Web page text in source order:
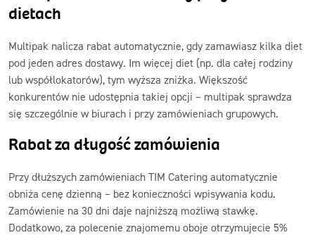
dietach
Multipak nalicza rabat automatycznie, gdy zamawiasz kilka diet
pod jeden adres dostawy. Im więcej diet (np. dla całej rodziny
lub współlokatorów), tym wyższa zniżka. Większość
konkurentów nie udostępnia takiej opcji – multipak sprawdza
się szczególnie w biurach i przy zamówieniach grupowych.
Rabat za długość zamówienia
Przy dłuższych zamówieniach TIM Catering automatycznie
obniża cenę dzienną – bez konieczności wpisywania kodu.
Zamówienie na 30 dni daje najniższą możliwą stawkę.
Dodatkowo, za polecenie znajomemu oboje otrzymujecie 5%